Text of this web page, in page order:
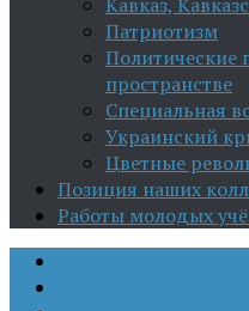
Патриотизм
Политические
пространстве
Специальная
Украинский
Цветные
Позиция наших
Работы молодых